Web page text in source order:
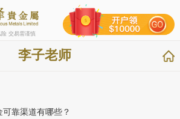
交易需谨慎
李子老师
靠渠道有哪些？